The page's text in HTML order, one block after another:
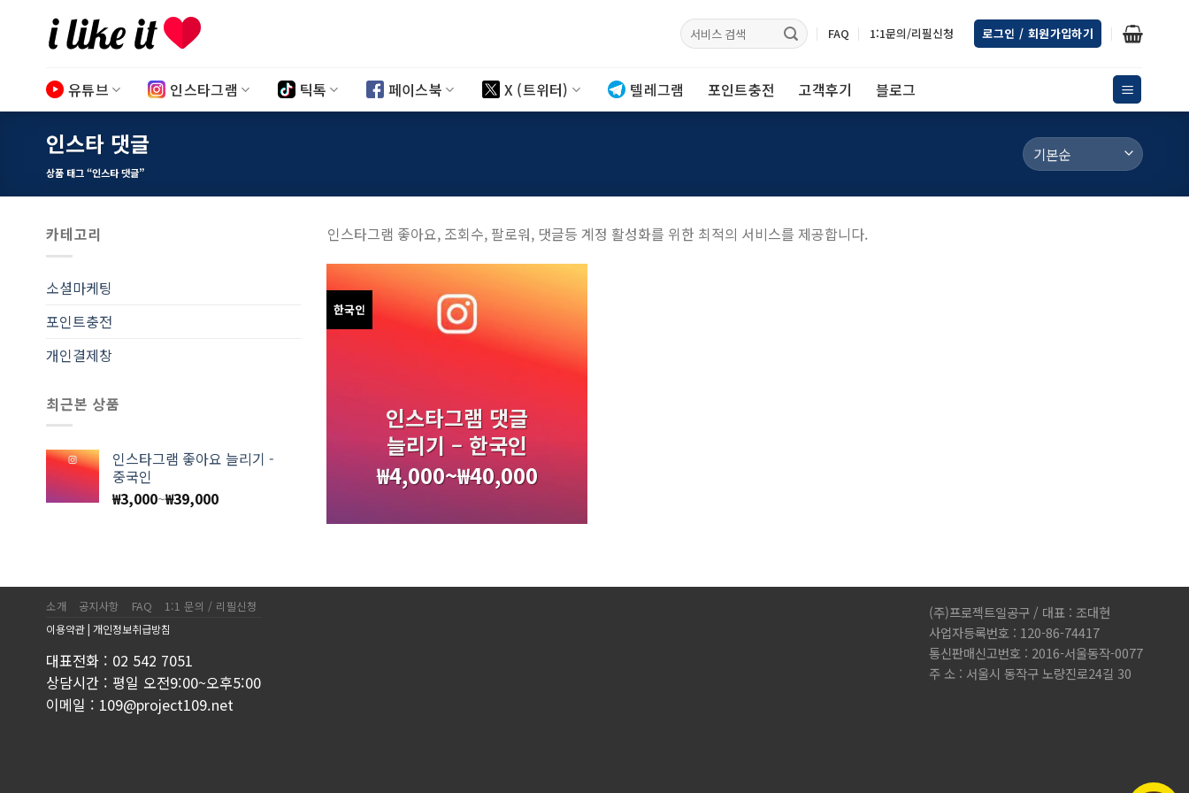
content
검색: FAQ 1:1문의/리필신청 로그인 / 회원가입하기
유튜브 인스타그램 틱톡 페이스북 X (트위터) 텔레그램 포인트충전 고객후기 블로그
인스타 댓글
상품 태그 “인스타 댓글”
카테고리
소셜마케팅
포인트충전
개인결제창
최근본 상품
인스타그램 좋아요 늘리기 -
중국인
₩3,000~₩39,000
인스타그램 좋아요, 조회수, 팔로워, 댓글등 계정 활성화를 위한 최적의 서비스를 제공합니다.
한국인
인스타그램 댓글
늘리기 – 한국인
₩4,000~₩40,000
(주)프로젝트일공구 / 대표 : 조대현
사업자등록번호 : 120-86-74417
통신판매신고번호 : 2016-서울동작-0077
주 소 : 서울시 동작구 노량진로24길 30
소개 공지사항 FAQ 1:1 문의 / 리필신청
이용약관| 개인정보취급방침
대표전화 : 02 542 7051
상담시간 : 평일 오전9:00~오후5:00
이메일 : 109@project109.net